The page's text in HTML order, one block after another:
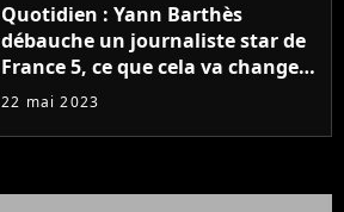
Quotidien : Yann Barthès
débauche un journaliste star de
France 5, ce que cela va changer
à la rentrée
22 mai 2023